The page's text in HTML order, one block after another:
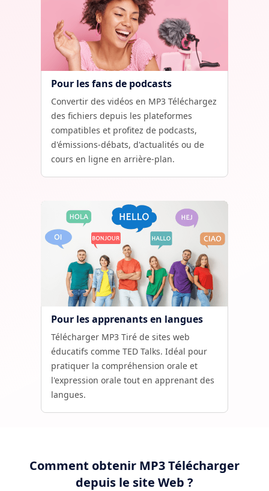
Pour les fans de podcasts
Convertir des vidéos en MP3 Téléchargez
des fichiers depuis les plateformes
compatibles et profitez de podcasts,
d'émissions-débats, d'actualités ou de
cours en ligne en arrière-plan.
Pour les apprenants en langues
Télécharger MP3 Tiré de sites web
éducatifs comme TED Talks. Idéal pour
pratiquer la compréhension orale et
l'expression orale tout en apprenant des
langues.
Comment obtenir MP3 Télécharger
depuis le site Web ?